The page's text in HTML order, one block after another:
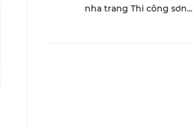
nha trang Thi công sơn...